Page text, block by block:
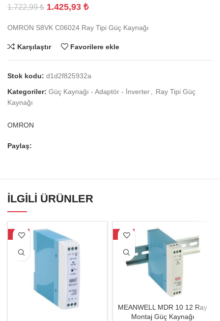
1.722,99₺ 1.425,93 ₺
OMRON S8VK C06024 Ray Tipi Güç Kaynağı
Karşılaştır Favorilere ekle
Stok kodu: d1d2f825932a
Kategoriler: Güç Kaynağı - Adaptör - İnverter
Ray Tipi Güç
Kaynağı
OMRON
Paylaş:
İLGILI ÜRÜNLER
-17% -19%
MEANWELL MDR 10 12 Ray
Montaj Güç Kaynağı